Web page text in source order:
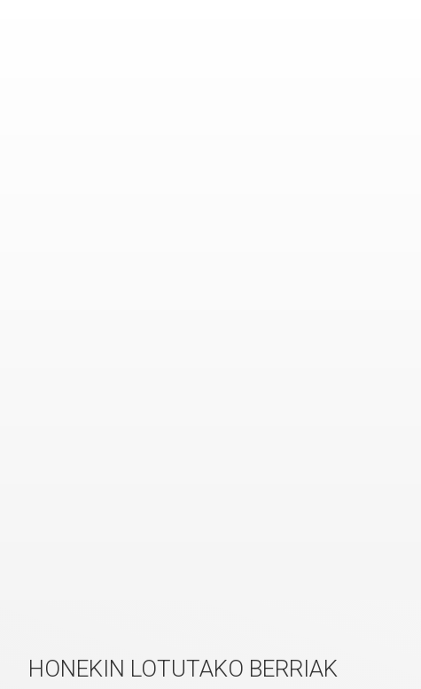
HONEKIN LOTUTAKO BERRIAK